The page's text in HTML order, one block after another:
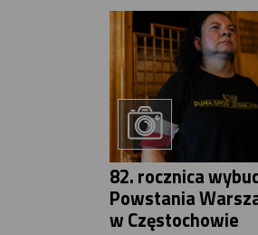
82. rocznica
Powstania
w Częstochowie